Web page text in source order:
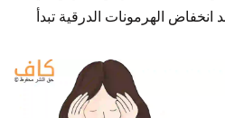
انخفاض الهرمونات الدرقية تبدأ